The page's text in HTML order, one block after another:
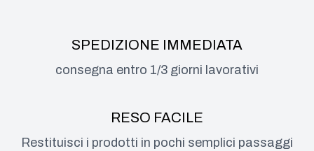
SPEDIZIONE IMMEDIATA
consegna entro 1/3 giorni lavorativi
RESO FACILE
Restituisci i prodotti in pochi semplici passaggi